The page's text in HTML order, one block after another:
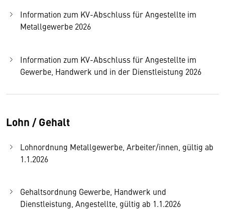
Information zum KV-Abschluss für Angestellte im
Metallgewerbe 2026
Information zum KV-Abschluss für Angestellte im
Gewerbe, Handwerk und in der Dienstleistung 2026
Lohn / Gehalt
Lohnordnung Metallgewerbe, Arbeiter/innen, gültig ab
1.1.2026
Gehaltsordnung Gewerbe, Handwerk und
Dienstleistung, Angestellte, gültig ab 1.1.2026